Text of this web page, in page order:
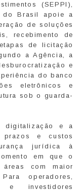
(SEPPI),
Brasil apoie a
de soluções
recebimento de
de licitação
a Agência, a
e
do banco
eletrônicos e
sob o guarda-
digitalização e a
prazos e custos
jurídica à
em que o
com maior
operadores,
e investidores